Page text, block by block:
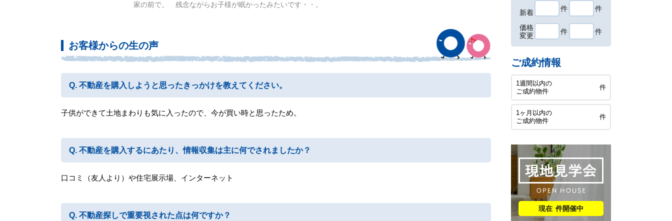
家の前で。 残念ながらお子様が眠かったみたいです・・。
お客様からの生の声
不動産を購入しようと思ったきっかけを教えてください。
子供ができて土地まわりも気に入ったので、今が買い時と思ったため。
不動産を購入するにあたり、情報収集は主に何でされましたか？
口コミ（友人より）や住宅展示場、インターネット
不動産探しで重要視された点は何ですか？
新着
件 件
価格
変更
件 件
ご成約情報
1週間以内の
ご成約物件
件
1ヶ月以内の
ご成約物件
件
件開催中